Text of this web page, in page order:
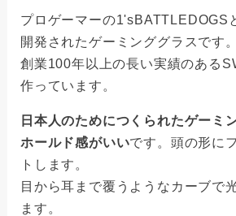
プロゲーマーの1'sBATTLEDOGS
開発されたゲーミンググラスです。
創業100年以上の長い実績のある
作っています。
日本人のためにつくられたゲーミ
ホールド感がいいです。頭の形に
トします。
目から耳まで覆うようなカーブで
ます。